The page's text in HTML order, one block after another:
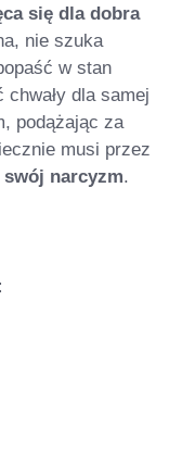
się dla dobra
nie szuka
w stan
dla samej
podążając za
musi przez
narcyzm.